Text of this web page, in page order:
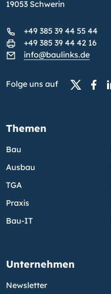
19053 Schwerin
+49 385 39 44 55 44
+49 385 39 44 42 16
info@baulinks.de
Folge uns auf
Themen
Bau
Ausbau
TGA
Praxis
Bau-IT
Unternehmen
Newsletter